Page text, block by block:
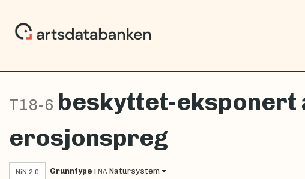
T18-6 beskyttet-eksponert
erosjonspreg
NiN 2.0 Grunntype i NA Natursystem